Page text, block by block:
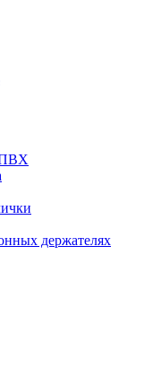
ПВХ
держателях